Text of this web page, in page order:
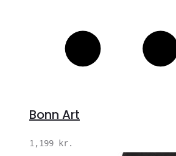
Bonn Art
1,199 kr.